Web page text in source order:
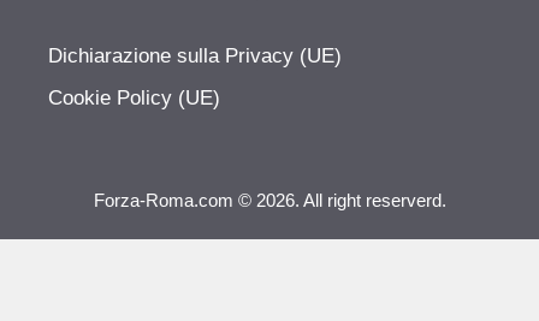
Dichiarazione sulla Privacy (UE)
Cookie Policy (UE)
Forza-Roma.com © 2026. All right reserverd.